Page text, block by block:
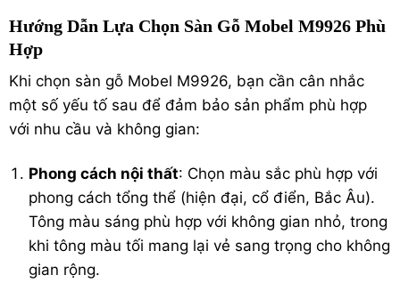
Hướng Dẫn Lựa Chọn Sàn Gỗ Mobel M9926 Phù
Hợp
Khi chọn sàn gỗ Mobel M9926, bạn cần cân nhắc
một số yếu tố sau để đảm bảo sản phẩm phù hợp
với nhu cầu và không gian:
Phong cách nội thất: Chọn màu sắc phù hợp với
phong cách tổng thể (hiện đại, cổ điển, Bắc Âu).
Tông màu sáng phù hợp với không gian nhỏ, trong
khi tông màu tối mang lại vẻ sang trọng cho không
gian rộng.